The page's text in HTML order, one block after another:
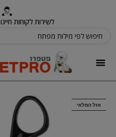
לשירות לקוחות חייגו
אזל המלאי